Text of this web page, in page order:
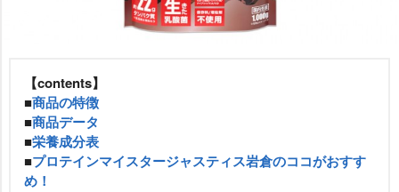
【contents】
■商品の特徴
■商品データ
■栄養成分表
■プロテインマイスタージャスティス岩倉のココがおすす
め！